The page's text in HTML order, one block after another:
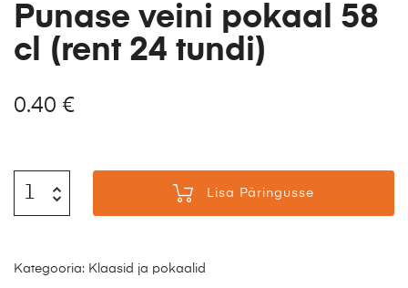
Punase veini pokaal 58
cl (rent 24 tundi)
0.40 €
Lisa Päringusse
Kategooria: Klaasid ja pokaalid